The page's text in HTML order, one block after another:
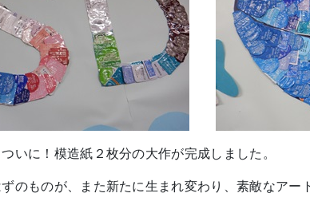
いに！模造紙２枚分の大作が完成しました。
のものが、また新たに生まれ変わり、素敵なアー